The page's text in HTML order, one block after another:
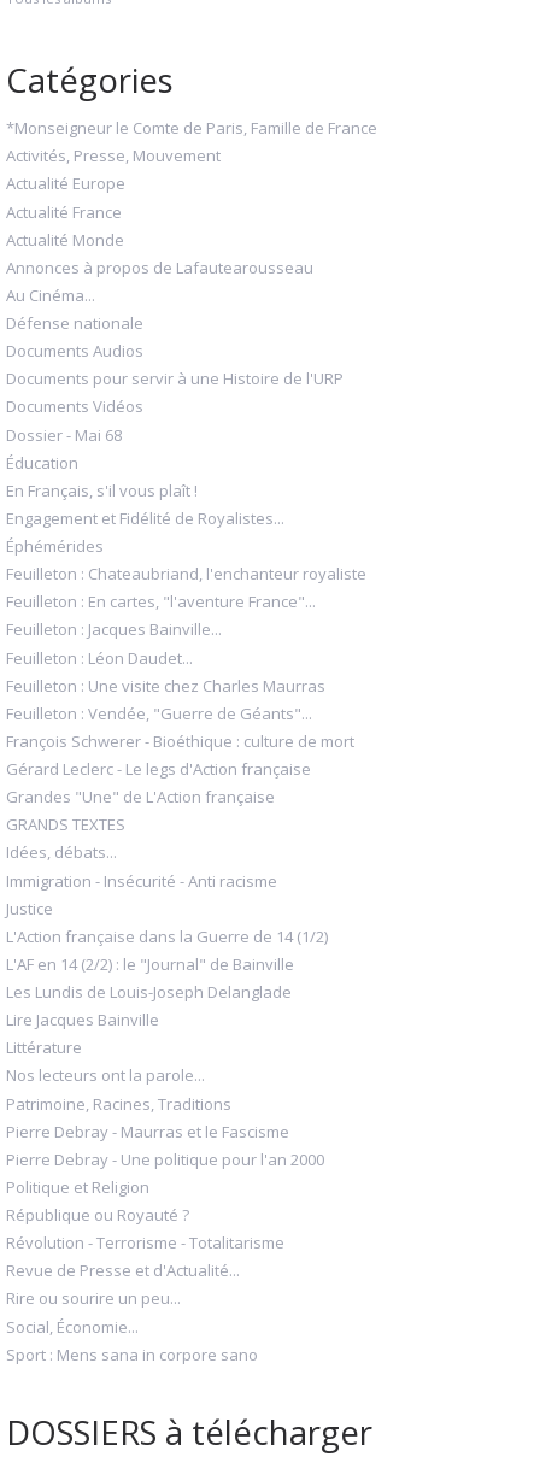
Catégories
*Monseigneur le Comte de Paris, Famille de France
Activités, Presse, Mouvement
Actualité Europe
Actualité France
Actualité Monde
Annonces à propos de Lafautearousseau
Au Cinéma...
Défense nationale
Documents Audios
Documents pour servir à une Histoire de l'URP
Documents Vidéos
Dossier - Mai 68
Éducation
En Français, s'il vous plaît !
Engagement et Fidélité de Royalistes...
Éphémérides
Feuilleton : Chateaubriand, l'enchanteur royaliste
Feuilleton : En cartes, "l'aventure France"...
Feuilleton : Jacques Bainville...
Feuilleton : Léon Daudet...
Feuilleton : Une visite chez Charles Maurras
Feuilleton : Vendée, "Guerre de Géants"...
François Schwerer - Bioéthique : culture de mort
Gérard Leclerc - Le legs d'Action française
Grandes "Une" de L'Action française
GRANDS TEXTES
Idées, débats...
Immigration - Insécurité - Anti racisme
Justice
L'Action française dans la Guerre de 14 (1/2)
L'AF en 14 (2/2) : le "Journal" de Bainville
Les Lundis de Louis-Joseph Delanglade
Lire Jacques Bainville
Littérature
Nos lecteurs ont la parole...
Patrimoine, Racines, Traditions
Pierre Debray - Maurras et le Fascisme
Pierre Debray - Une politique pour l'an 2000
Politique et Religion
République ou Royauté ?
Révolution - Terrorisme - Totalitarisme
Revue de Presse et d'Actualité...
Rire ou sourire un peu...
Social, Économie...
Sport : Mens sana in corpore sano
DOSSIERS à télécharger